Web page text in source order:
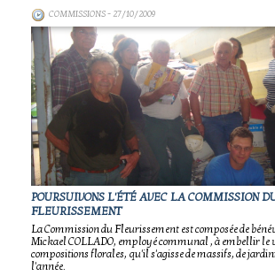
COMMISSIONS- 27/10/2009
POURSUIVONS L'ÉTÉ AVEC LA COMMISSION
FLEURISSEMENT
La Commission du Fleurissement est composée de
Mickael COLLADO, employé communal , à embellir le
compositions florales, qu'il s'agisse de massifs, de
l'année.